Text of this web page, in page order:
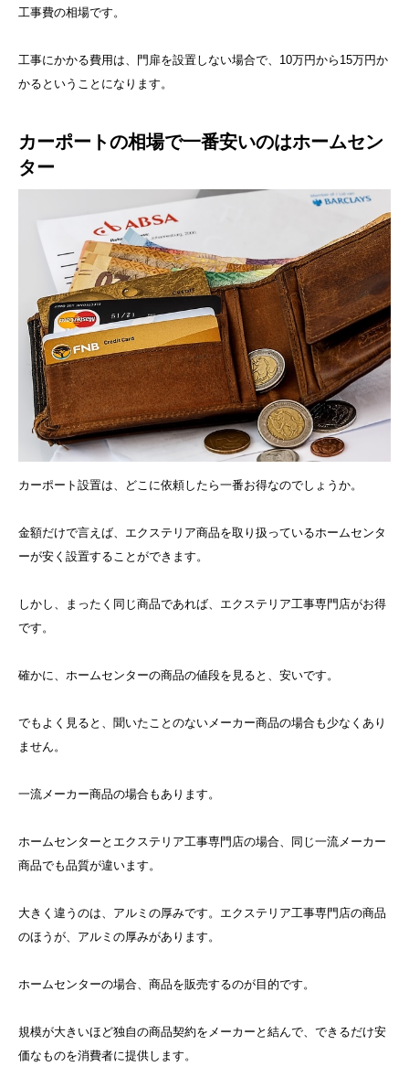
工事費の相場です。
工事にかかる費用は、門扉を設置しない場合で、10万円から15万円か
かるということになります。
カーポートの相場で一番安いのはホームセン
ター
カーポート設置は、どこに依頼したら一番お得なのでしょうか。
金額だけで言えば、エクステリア商品を取り扱っているホームセンタ
ーが安く設置することができます。
しかし、まったく同じ商品であれば、エクステリア工事専門店がお得
です。
確かに、ホームセンターの商品の値段を見ると、安いです。
でもよく見ると、聞いたことのないメーカー商品の場合も少なくあり
ません。
一流メーカー商品の場合もあります。
ホームセンターとエクステリア工事専門店の場合、同じ一流メーカー
商品でも品質が違います。
大きく違うのは、アルミの厚みです。エクステリア工事専門店の商品
のほうが、アルミの厚みがあります。
ホームセンターの場合、商品を販売するのが目的です。
規模が大きいほど独自の商品契約をメーカーと結んで、できるだけ安
価なものを消費者に提供します。